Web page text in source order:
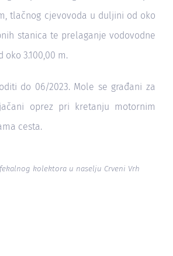
tlačnog cjevovoda u duljini od oko
stanica te prelaganje vodovodne
3.100,00 m.
do 06/2023. Mole se građani za
oprez pri kretanju motornim
cesta.
kolektora u naselju Crveni Vrh